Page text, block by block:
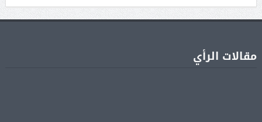
مقالات الرأي